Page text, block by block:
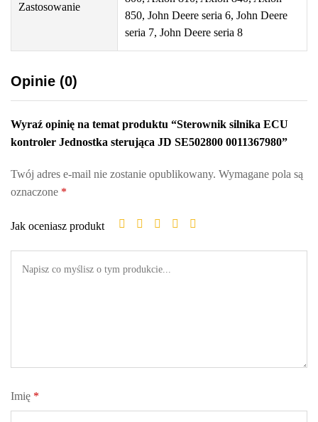
Zastosowanie
850, John Deere seria 6, John Deere
seria 7, John Deere seria 8
Opinie (0)
Wyraź opinię na temat produktu “Sterownik silnika ECU
kontroler Jednostka sterująca JD SE502800 0011367980”
Twój adres e-mail nie zostanie opublikowany. Wymagane pola są
oznaczone *
Jak oceniasz produkt
Imię *